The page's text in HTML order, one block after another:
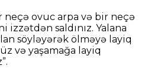
neçə ovuc arpa və bir neçə
saldınız. Yalana
söyləyərək ölməyə layiq
və yaşamağa layiq